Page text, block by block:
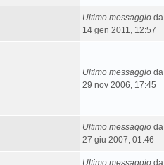
Ultimo messaggio da
14 gen 2011, 12:57
Ultimo messaggio da
29 nov 2006, 17:45
Ultimo messaggio da
27 giu 2007, 01:46
Ultimo messaggio da